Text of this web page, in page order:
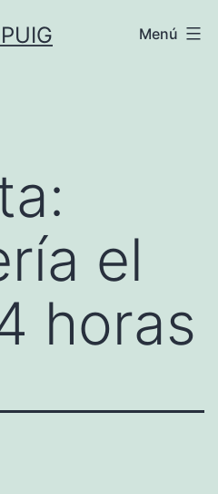
Menú
el
horas